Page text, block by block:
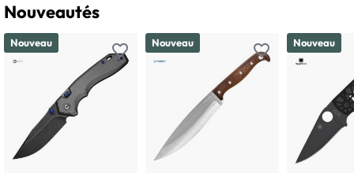
Nouveautés
favorite_border
Nouveau favorite_border
Nouveau Nouveau